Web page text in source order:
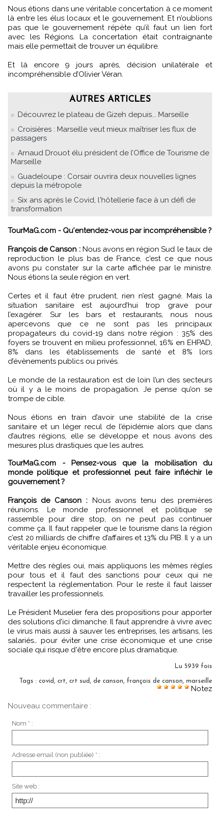
Nous étions dans une véritable concertation à ce moment
là entre les élus locaux et le gouvernement. Et n’oublions
pas que le gouvernement répète qu’il faut un lien fort
avec les Régions. La concertation était contraignante
mais elle permettait de trouver un équilibre.
Et là encore 9 jours après, décision unilatérale et
incompréhensible d’Olivier Véran.
AUTRES ARTICLES
Découvrez le plateau de Gizeh depuis... Marseille
Croisières : Marseille veut mieux maîtriser les flux de
passagers
Arnaud Drouot élu président de l’Office de Tourisme de
Marseille
Guadeloupe : Corsair ouvrira deux nouvelles lignes
depuis la métropole
Six ans après le Covid, l'hôtellerie face à un défi de
transformation
TourMaG.com - Qu'entendez-vous par incompréhensible ?
François de Canson :Nous avons en région Sud le taux de
reproduction le plus bas de France, c’est ce que nous
avons pu constater sur la carte affichée par le ministre.
Nous étions la seule région en vert.
Certes et il faut être prudent, rien n’est gagné. Mais la
situation sanitaire est aujourd’hui trop grave pour
l’exagérer. Sur les bars et restaurants, nous nous
apercevons que ce ne sont pas les principaux
propagateurs du covid-19 dans notre région : 35% des
foyers se trouvent en milieu professionnel, 16% en EHPAD,
8% dans les établissements de santé et 8% lors
d’évènements publics ou privés.
Le monde de la restauration est de loin l’un des secteurs
où il y a le moins de propagation. Je pense qu’on se
trompe de cible.
Nous étions en train d’avoir une stabilité de la crise
sanitaire et un léger recul de l’épidémie alors que dans
d’autres régions, elle se développe et nous avons des
mesures plus drastiques que les autres.
TourMaG.com - Pensez-vous que la mobilisation du
monde politique et professionnel peut faire infléchir le
gouvernement ?
François de Canson : Nous avons tenu des premières
réunions. Le monde professionnel et politique se
rassemble pour dire stop, on ne peut pas continuer
comme ça. Il faut rappeler que le tourisme dans la région
c’est 20 milliards de chiffre d’affaires et 13% du PIB. Il y a un
véritable enjeu économique.
Mettre des règles oui, mais appliquons les mêmes règles
pour tous et il faut des sanctions pour ceux qui ne
respectent la réglementation. Pour le reste il faut laisser
travailler les professionnels.
Le Président Muselier fera des propositions pour apporter
des solutions d'ici dimanche. Il faut apprendre à vivre avec
le virus mais aussi à sauver les entreprises, les artisans, les
salariés… pour éviter une crise économique et une crise
sociale qui risque d'être encore plus dramatique.
Lu 5939 fois
Tags : covid, crt, crt sud, de canson, françois de canson, marseille
Notez
Nouveau commentaire :
Nom * :
Adresse email (non publiée) * :
Site web :